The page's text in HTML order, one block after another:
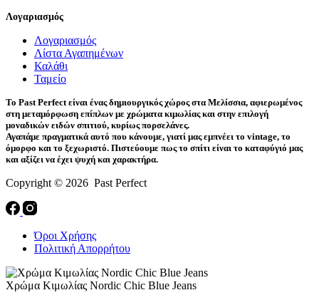
Λογαριασμός
Λογαριασμός
Λίστα Αγαπημένων
Καλάθι
Ταμείο
Το Past Perfect είναι ένας δημιουργικός χώρος στα Μελίσσια, αφιερωμένος
στη μεταμόρφωση επίπλων με χρώματα κιμωλίας και στην επιλογή
μοναδικών ειδών σπιτιού, κυρίως πορσελάνες.
Αγαπάμε πραγματικά αυτό που κάνουμε, γιατί μας εμπνέει το vintage, το
όμορφο και το ξεχωριστό. Πιστεύουμε πως το σπίτι είναι το καταφύγιό μας
και αξίζει να έχει ψυχή και χαρακτήρα.
Copyright © 2026 Past Perfect
Όροι Χρήσης
Πολιτική Απορρήτου
Χρώμα Κιμωλίας Nordic Chic Blue Jeans